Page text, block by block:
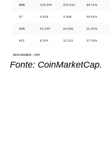
Fonte: CoinMarketCap.